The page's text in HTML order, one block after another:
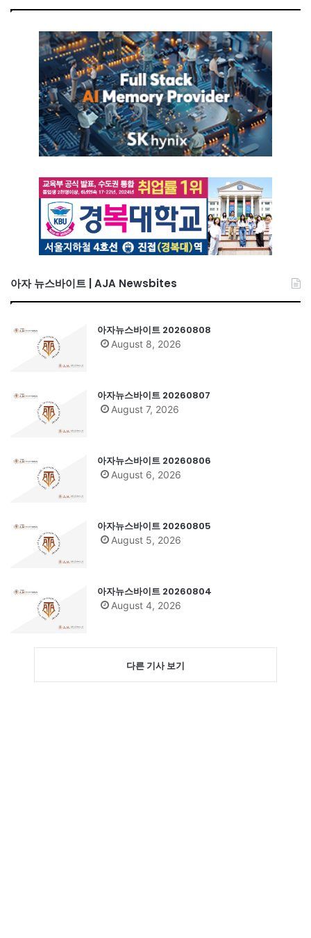
아자 뉴스바이트 | AJA Newsbites
아자뉴스바이트 20260808
August 8, 2026
아자뉴스바이트 20260807
August 7, 2026
아자뉴스바이트 20260806
August 6, 2026
아자뉴스바이트 20260805
August 5, 2026
아자뉴스바이트 20260804
August 4, 2026
다른 기사 보기